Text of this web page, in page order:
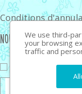
Conditions
NOUS SUIVRE
J'accepte de recevoir
We use third-
your browsing
traffic and